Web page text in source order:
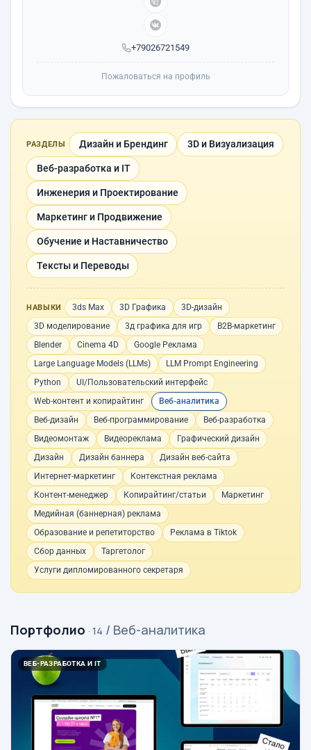
+79026721549
Пожаловаться на профиль
РАЗДЕЛЫ Дизайн и Брендинг 3D и Визуализация
Веб-разработка и IT
Инженерия и Проектирование
Маркетинг и Продвижение
Обучение и Наставничество
Тексты и Переводы
НАВЫКИ 3ds Max 3D Графика
3D-дизайн
3D моделирование
3д графика для игр
B2B-маркетинг
Blender
Cinema 4D
Google Реклама
Large Language Models (LLMs)
LLM Prompt Engineering
Python
UI/Пользовательский интерфейс
Web-контент и копирайтинг
Веб-аналитика
Веб-дизайн
Веб-программирование
Веб-разработка
Видеомонтаж
Видеореклама
Графический дизайн
Дизайн
Дизайн баннера
Дизайн веб-сайта
Интернет-маркетинг
Контекстная реклама
Контент-менеджер
Копирайтинг/статьи
Маркетинг
Медийная (баннерная) реклама
Образование и репетиторство
Реклама в Tiktok
Сбор данных
Таргетолог
Услуги дипломированного секретаря
Портфолио · 14 / Веб-аналитика
ВЕБ-РАЗРАБОТКА И IT